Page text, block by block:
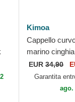
Kimoa
Cappello
marino cinghia
regolabile
Kimoa
EUR34,90
Garantita
ago.